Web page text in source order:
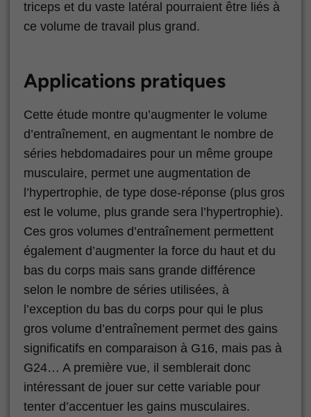
triceps et du vaste latéral pourraient être liés à
ce volume de travail plus grand.
Applications pratiques
Cette étude montre qu’augmenter le volume
d’entraînement, en augmentant le nombre de
séries hebdomadaires pour un même groupe
musculaire, permet une augmentation de
l’hypertrophie, de type dose-réponse (plus gros
est le volume, plus grande sera l’hypertrophie).
Ces gros volumes d’entraînement permettent
également d’augmenter la force du haut et du
bas du corps mais sans grande différence
selon le nombre de séries utilisées, à
l’exception du bas du corps pour qui le plus
gros volume d’entraînement permet des gains
significatifs en comparaison à G16, mais pas à
G24… A première vue, il semblerait donc
intéressant de jouer sur cette variable pour
tenter d’accentuer les gains musculaires.